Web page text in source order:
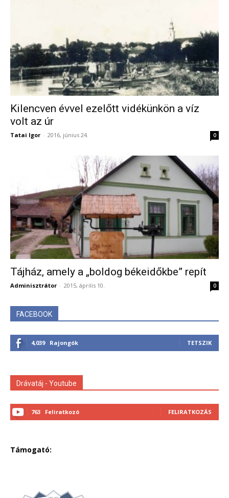
Kilencven évvel ezelőtt vidékünkön a víz
volt az úr
Tatai Igor - 2016, június 24. 0
Tájház, amely a „boldog békeidőkbe” repít
Adminisztrátor - 2015, április 10. 0
FACEBOOK
4,039 Rajongók TETSZIK
Drávatáj - Youtube
763 Feliratkozó FELIRATKOZÁS
Támogató: